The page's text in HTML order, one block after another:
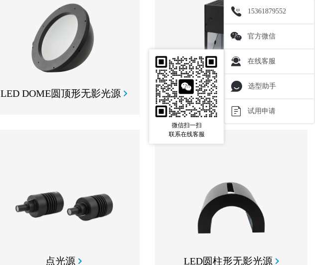
LED DOME圆顶形无影光源 同轴光源
点光源 LED圆柱形无影光源
15361879552
官方微信
在线客服
微信扫一扫
联系在线客服
选型助手
试用申请